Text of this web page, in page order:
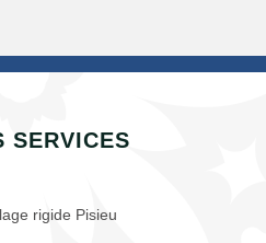
SERVICES
rigide Pisieu